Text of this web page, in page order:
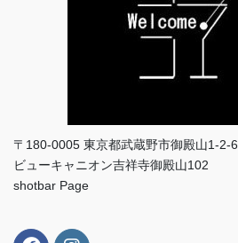
〒180-0005 東京都武蔵野市御殿山1-2-6
ビューキャニオン吉祥寺御殿山102
shotbar Page